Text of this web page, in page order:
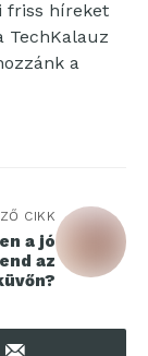
friss híreket
TechKalauz
a
CIKK
a jó
az